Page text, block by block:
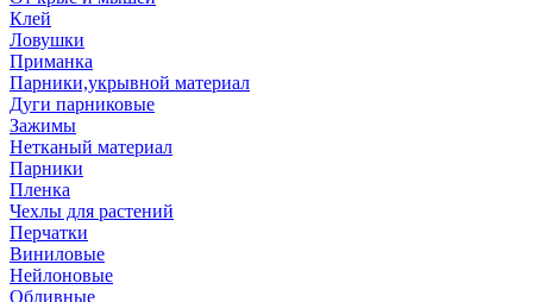
Клей
Ловушки
Приманка
Парники,укрывной материал
Дуги парниковые
Зажимы
Нетканый материал
Парники
Пленка
Чехлы для растений
Перчатки
Виниловые
Нейлоновые
Обливные